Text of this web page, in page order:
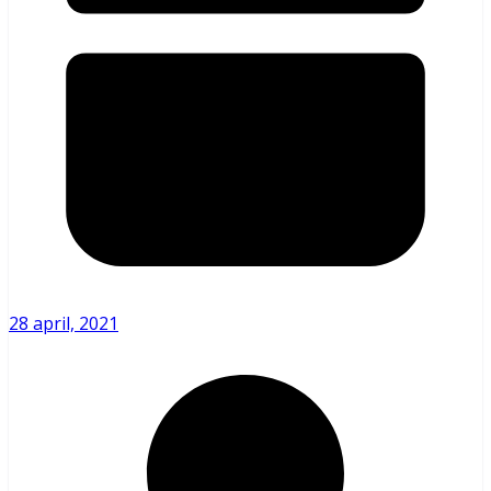
28 april, 2021